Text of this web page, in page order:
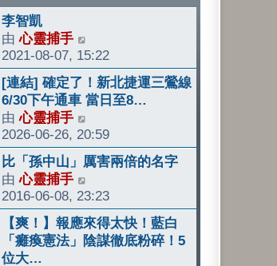
最
後
發
表
李智凱
由心靈捕手
視
最
後
發
表
2021-08-07, 15:22
最
後
發
表
[連結] 確定了！新北捷運三鶯線
6/30下午通車 當日至8…
由心靈捕手
視
最
後
發
表
2026-06-26, 20:59
最
後
發
表
比「孫中山」厲害兩倍的名字
由心靈捕手
視
最
後
發
2016-06-08, 23:23
最
後
發
【爽！】報應來得太快！藍白
「癱瘓憲法」陰謀徹底粉碎！5
位大…